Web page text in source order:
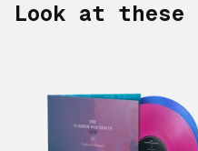
Look at these